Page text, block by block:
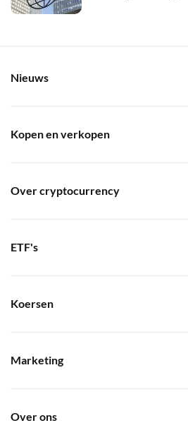
Nieuws
Kopen en verkopen
Over cryptocurrency
ETF's
Koersen
Marketing
Over ons